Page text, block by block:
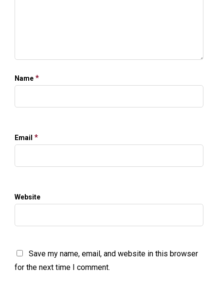
Name *
Email *
Website
Save my name, email, and website in this browser
for the next time I comment.